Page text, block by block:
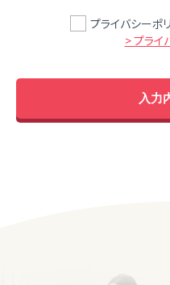
プライバシーポ
> プライ
入力